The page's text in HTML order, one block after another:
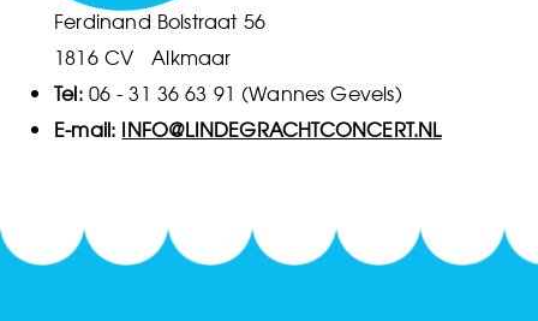
Ferdinand Bolstraat 56
1816 CV Alkmaar
Tel:06 - 31 36 63 91 (Wannes Gevels)
E-mail: INFO@LINDEGRACHTCONCERT.NL